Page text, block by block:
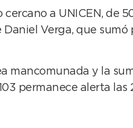
cercano a UNICEN, de
Daniel Verga, que
mancomunada y la
permanece alerta las